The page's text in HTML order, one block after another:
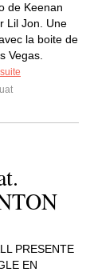
de Keenan
Lil Jon. Une
la boite de
Vegas.
PRESENTE
EN